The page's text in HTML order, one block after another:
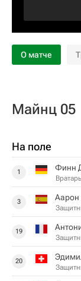
О матче
Майнц 05
На поле
1 Финн
Вратарь
3 Аарон
19
20